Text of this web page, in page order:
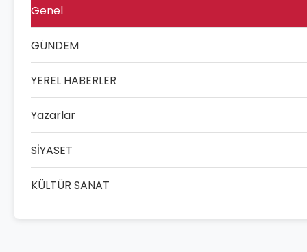
Genel
GÜNDEM
YEREL HABERLER
Yazarlar
SİYASET
KÜLTÜR SANAT